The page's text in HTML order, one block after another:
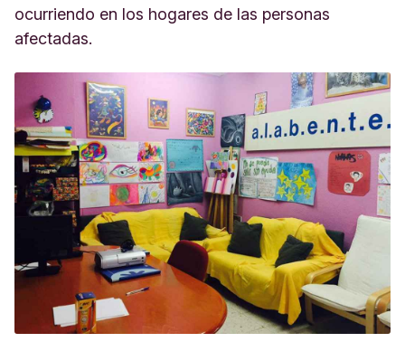
ocurriendo en los hogares de las personas
afectadas.